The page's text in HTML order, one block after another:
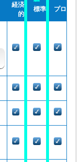
経済
的
標準 プロ